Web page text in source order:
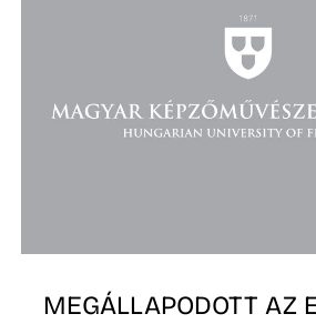
MEGÁLLAPODOTT AZ